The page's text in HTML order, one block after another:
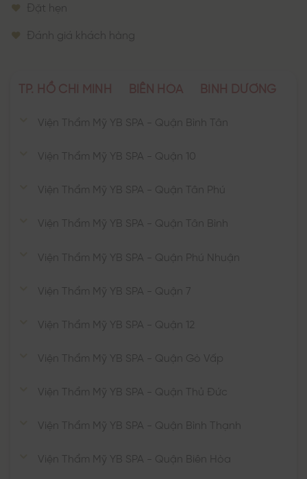
Đặt hẹn
Đánh giá khách hàng
TP. HỒ CHÍ MINH BIÊN HÒA BÌNH DƯƠNG
Viện Thẩm Mỹ YB SPA - Quận Bình Tân
Viện Thẩm Mỹ YB SPA - Quận 10
Viện Thẩm Mỹ YB SPA - Quận Tân Phú
Viện Thẩm Mỹ YB SPA - Quận Tân Bình
Viện Thẩm Mỹ YB SPA - Quận Phú Nhuận
Viện Thẩm Mỹ YB SPA - Quận 7
Viện Thẩm Mỹ YB SPA - Quận 12
Viện Thẩm Mỹ YB SPA - Quận Gò Vấp
Viện Thẩm Mỹ YB SPA - Quận Thủ Đức
Viện Thẩm Mỹ YB SPA - Quận Bình Thạnh
Viện Thẩm Mỹ YB SPA - Quận Biên Hòa